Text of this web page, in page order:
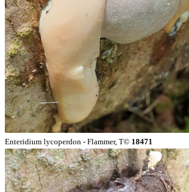
Enteridium lycoperdon - Flammer, T© 18471